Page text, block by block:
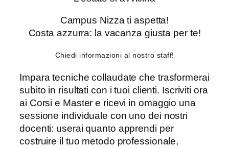
Campus Nizza ti aspetta!
Costa azzurra: la vacanza giusta per te!
Chiedi informazioni al nostro staff!
Impara tecniche collaudate che trasformerai
subito in risultati con i tuoi clienti. Iscriviti ora
ai Corsi e Master e ricevi in omaggio una
sessione individuale con uno dei nostri
docenti: userai quanto apprendi per
costruire il tuo metodo professionale,